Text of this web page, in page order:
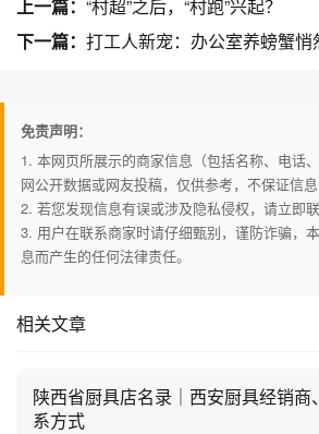
上一篇： “村超”之后，“村跑”兴起？
下一篇： 打工人新宠：办公室养螃蟹悄
免责声明：
1. 本网页所展示的商家信息（包括名称、电话
网公开数据或网友投稿，仅供参考，不保证信息
2. 若您发现信息有误或涉及隐私侵权，请立即
3. 用户在联系商家时请仔细甄别，谨防诈骗，
息而产生的任何法律责任。
相关文章
陕西省厨具店名录｜西安厨具经销
系方式